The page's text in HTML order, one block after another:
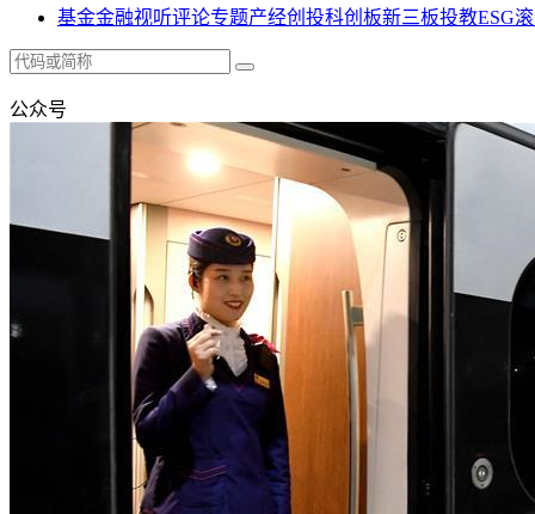
基金金融视听评论专题产经创投科创板新三板投教ESG
公众号